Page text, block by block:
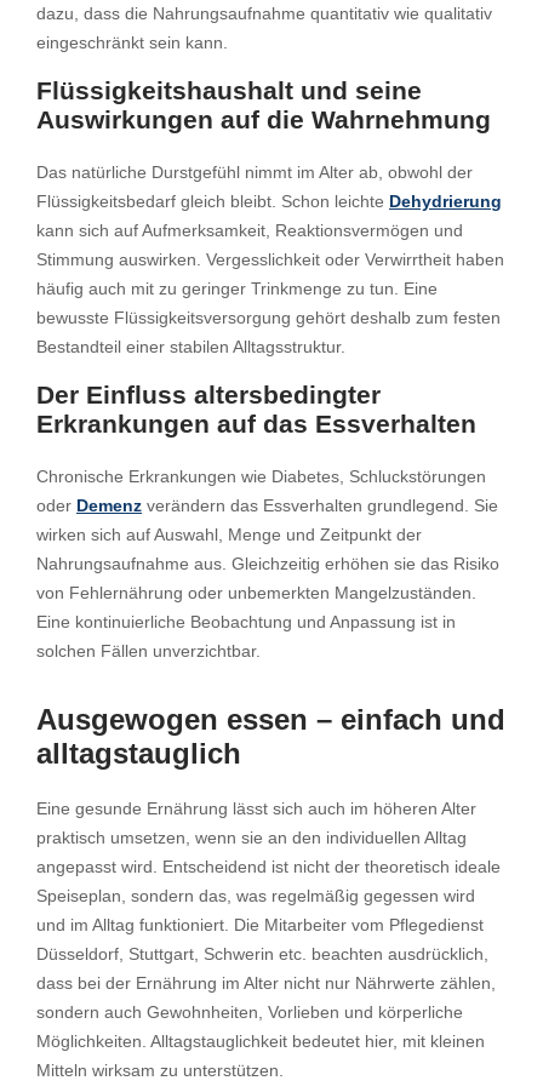
dazu, dass die Nahrungsaufnahme quantitativ wie qualitativ
eingeschränkt sein kann.
Flüssigkeitshaushalt und seine
Auswirkungen auf die Wahrnehmung
Das natürliche Durstgefühl nimmt im Alter ab, obwohl der
Flüssigkeitsbedarf gleich bleibt. Schon leichte Dehydrierung
kann sich auf Aufmerksamkeit, Reaktionsvermögen und
Stimmung auswirken. Vergesslichkeit oder Verwirrtheit haben
häufig auch mit zu geringer Trinkmenge zu tun. Eine
bewusste Flüssigkeitsversorgung gehört deshalb zum festen
Bestandteil einer stabilen Alltagsstruktur.
Der Einfluss altersbedingter
Erkrankungen auf das Essverhalten
Chronische Erkrankungen wie Diabetes, Schluckstörungen
oder Demenz verändern das Essverhalten grundlegend. Sie
wirken sich auf Auswahl, Menge und Zeitpunkt der
Nahrungsaufnahme aus. Gleichzeitig erhöhen sie das Risiko
von Fehlernährung oder unbemerkten Mangelzuständen.
Eine kontinuierliche Beobachtung und Anpassung ist in
solchen Fällen unverzichtbar.
Ausgewogen essen – einfach und
alltagstauglich
Eine gesunde Ernährung lässt sich auch im höheren Alter
praktisch umsetzen, wenn sie an den individuellen Alltag
angepasst wird. Entscheidend ist nicht der theoretisch ideale
Speiseplan, sondern das, was regelmäßig gegessen wird
und im Alltag funktioniert. Die Mitarbeiter vom Pflegedienst
Düsseldorf, Stuttgart, Schwerin etc. beachten ausdrücklich,
dass bei der Ernährung im Alter nicht nur Nährwerte zählen,
sondern auch Gewohnheiten, Vorlieben und körperliche
Möglichkeiten. Alltagstauglichkeit bedeutet hier, mit kleinen
Mitteln wirksam zu unterstützen.